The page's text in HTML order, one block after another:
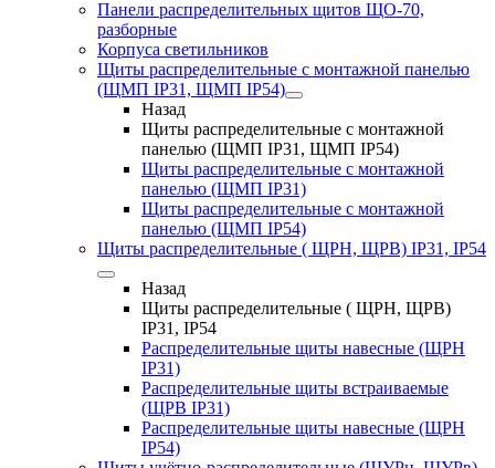
Панели распределительных щитов ЩО-70,
разборные
Корпуса светильников
Щиты распределительные с монтажной панелью
(ЩМП IP31, ЩМП IP54)
Назад
Щиты распределительные с монтажной
панелью (ЩМП IP31, ЩМП IP54)
Щиты распределительные с монтажной
панелью (ЩМП IP31)
Щиты распределительные с монтажной
панелью (ЩМП IP54)
Щиты распределительные ( ЩРН, ЩРВ) IP31, IP54
Назад
Щиты распределительные ( ЩРН, ЩРВ)
IP31, IP54
Распределительные щиты навесные (ЩРН
IP31)
Распределительные щиты встраиваемые
(ЩРВ IP31)
Распределительные щиты навесные (ЩРН
IP54)